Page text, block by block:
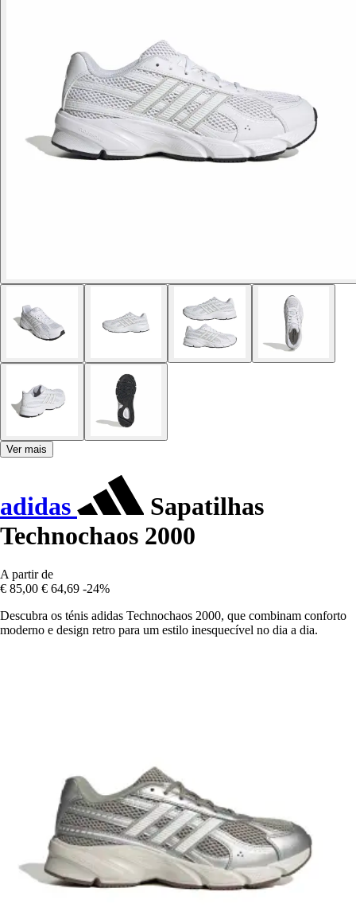
Ver mais
adidas
Sapatilhas
Technochaos 2000
A partir de
€ 85,00 € 64,69 -24%
Descubra os ténis adidas Technochaos 2000, que combinam conforto
moderno e design retro para um estilo inesquecível no dia a dia.